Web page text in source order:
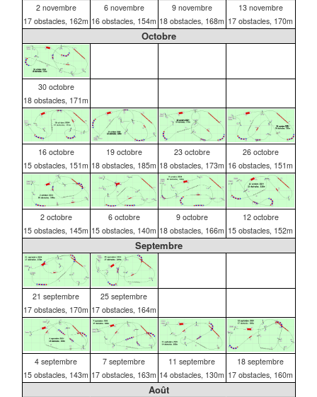
2 novembre
17 obstacles, 162m
6 novembre
16 obstacles, 154m
9 novembre
18 obstacles, 168m
13 novembre
17 obstacles, 170m
Octobre
30 octobre
18 obstacles, 171m
16 octobre
15 obstacles, 151m
19 octobre
18 obstacles, 185m
23 octobre
18 obstacles, 173m
26 octobre
16 obstacles, 151m
2 octobre
15 obstacles, 145m
6 octobre
15 obstacles, 140m
9 octobre
18 obstacles, 166m
12 octobre
15 obstacles, 152m
Septembre
21 septembre
17 obstacles, 170m
25 septembre
17 obstacles, 164m
4 septembre
15 obstacles, 143m
7 septembre
17 obstacles, 163m
11 septembre
14 obstacles, 130m
18 septembre
17 obstacles, 160m
Août